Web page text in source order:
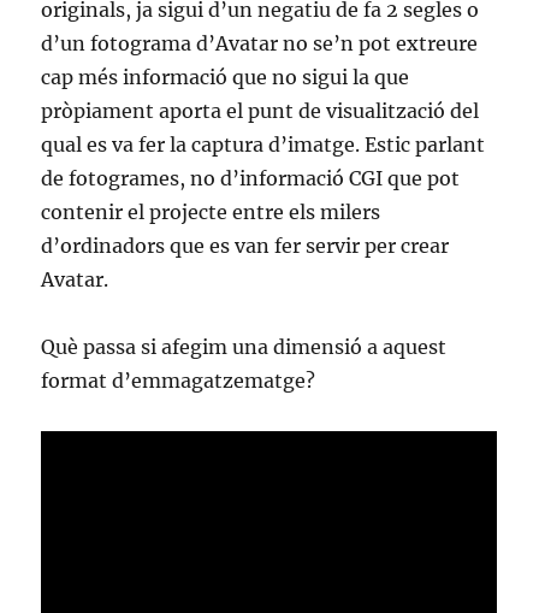
originals, ja sigui d’un negatiu de fa 2 segles o
d’un fotograma d’Avatar no se’n pot extreure
cap més informació que no sigui la que
pròpiament aporta el punt de visualització del
qual es va fer la captura d’imatge. Estic parlant
de fotogrames, no d’informació CGI que pot
contenir el projecte entre els milers
d’ordinadors que es van fer servir per crear
Avatar.
Què passa si afegim una dimensió a aquest
format d’emmagatzematge?